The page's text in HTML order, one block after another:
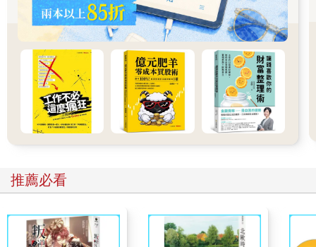
EPS 增長多少？毛利多少？AI 訂單有多少？」
Jason 回去查了財報，才驚覺 Nvidia 的營收與獲利幾乎是每年翻
倍，毛利率超過 70%，AI 資本支出潮讓它的成長性遠遠超越傳統
公司。原來「千元」股價可能還低估了它的未來。
★投資提醒
價格只告訴你「市場現在怎麼看」，但財報會揭示「企業真正的
方向」。許多人看到高股價就退縮，卻沒發現那背後代表的是強
大的獲利能力與成長引擎。
投資啟示: 最終是跑得最快的人，而是看得最遠的那一位
股價會大起大落，但企業的價值，是穩穩往未來延伸的線。你不
的公司會帶你前進，壞的公司會拖著你下墜。
所以，買進一檔股票之前，先問自己一句話：「十年後，它還會
比今天更強嗎？」如果答案是肯定的，那麼短期的波動只是雜
音，而時間，會替你說出真正的價格。
3-2 財報不是天書，教你看懂三大報表
推薦必看